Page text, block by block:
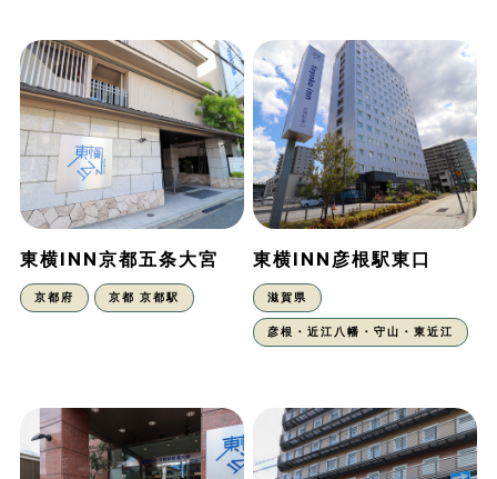
東横INN京都五条大宮
京都府 京都 京都駅
東横INN彦根駅東口
滋賀県
彦根・近江八幡・守山・東近江